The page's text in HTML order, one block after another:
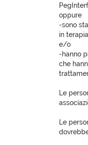
oppure
-sono
in
e/o
-hanno
che
Le
Le